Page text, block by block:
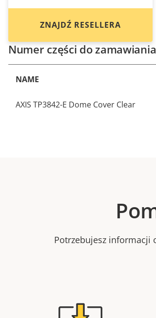
ZNAJDŹ RESELLERA
Numer części do zamawiania
NAME
AXIS TP3842-E Dome Cover Clear
Potrzebujesz informacji